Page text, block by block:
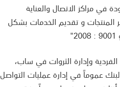
مراكز الاتصال والعناية
المنتجات و تقديم الخدمات بشكل
وإدارة الثروات في ساب،
عموماً في إدارة عمليات التواصل